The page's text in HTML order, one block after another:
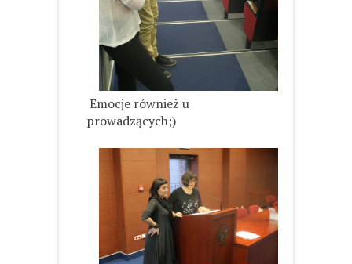
Emocje również u
prowadzących;)